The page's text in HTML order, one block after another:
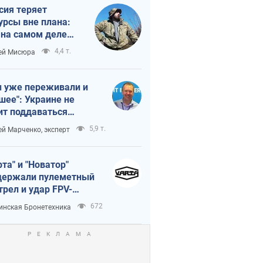
теряет
вне плана:
на самом деле
темп войны
Мисюра 4,4 т.
переживали и
Украине не
поддаваться
из-за
террора
Марченко, эксперт 5,9 т.
и "Новатор"
пулеметный
и удар FPV-
сохранив жизнь
ВСУ
Бронетехника 672